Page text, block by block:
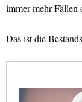
immer mehr Fällen
Das ist die